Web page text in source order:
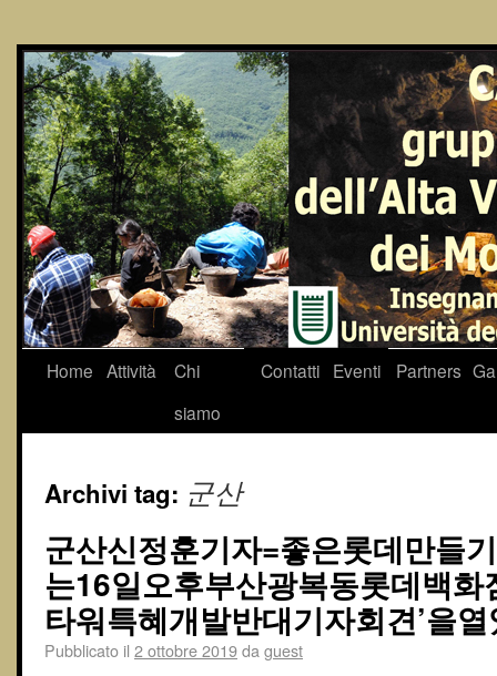
Home Attività
Chi
siamo
Contatti Eventi Partners
Archivi tag: 군산
군산신정훈기자=좋은롯데만들
는16일오후부산광복동롯데백화
타워특혜개발반대기자회견’을
Pubblicato il 2 ottobre 2019da guest